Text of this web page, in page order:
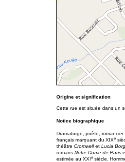
Origine et signification
Cette rue est située dans un
Notice biographique
Dramaturge, poète,
français marquant du XIXe
théâtre Cromwellet Lucia
romans Notre-Dame de Paris
estimée au XXIe siècle.